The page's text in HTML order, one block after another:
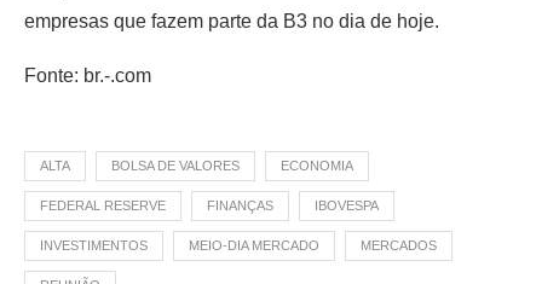
empresas que fazem parte da B3 no dia de hoje.
Fonte: br.-.com
ALTA BOLSA DE VALORES ECONOMIA
FEDERAL RESERVE FINANÇAS IBOVESPA
INVESTIMENTOS MEIO-DIA MERCADO MERCADOS